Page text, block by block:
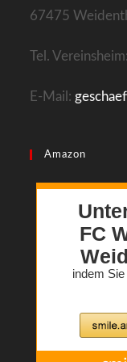
67475
Tel.
E-Mail:
Amazon